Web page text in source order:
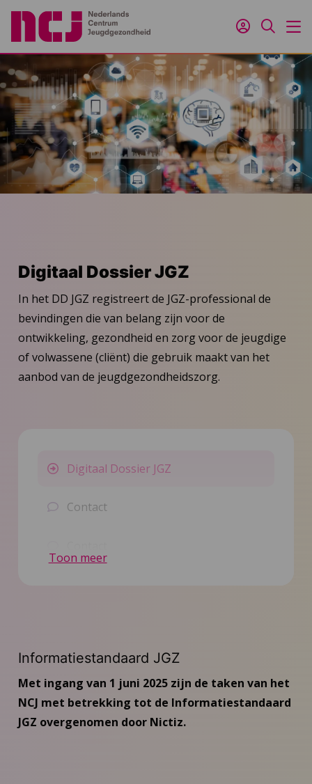
Inloggen
Zoeken
Digitaal Dossier JGZ
In het DD JGZ registreert de JGZ-professional de
bevindingen die van belang zijn voor de
ontwikkeling, gezondheid en zorg voor de jeugdige
of volwassene (cliënt) die gebruik maakt van het
aanbod van de jeugdgezondheidszorg.
Digitaal Dossier JGZ
Contact
Toon meer
Informatiestandaard JGZ
Met ingang van 1 juni 2025 zijn de taken van het
NCJ met betrekking tot de Informatiestandaard
JGZ overgenomen door Nictiz.